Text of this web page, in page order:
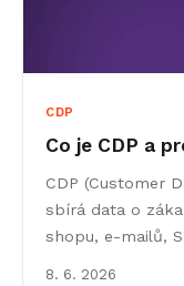
CDP
Co je CDP a
CDP (Customer
sbírá data o
shopu, e-mailů,
8. 6. 2026